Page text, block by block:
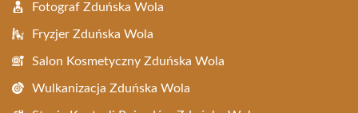
Fotograf Zduńska Wola
Fryzjer Zduńska Wola
Salon Kosmetyczny Zduńska Wola
Wulkanizacja Zduńska Wola